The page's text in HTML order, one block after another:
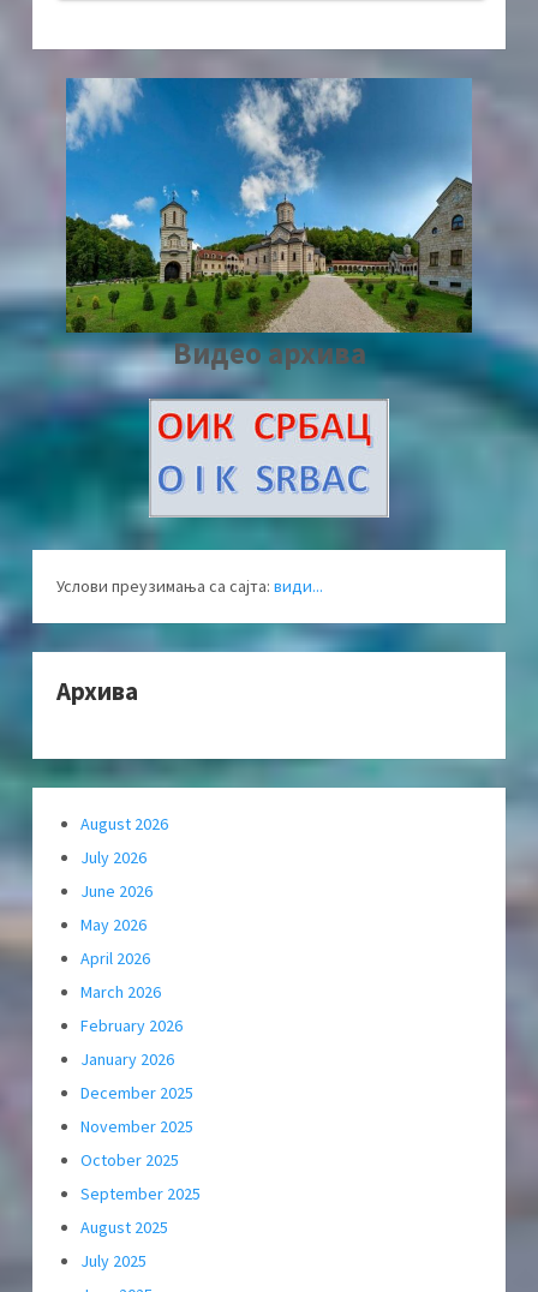
Видео архива
Услови преузимања са сајта: види...
Архива
August 2026
July 2026
June 2026
May 2026
April 2026
March 2026
February 2026
January 2026
December 2025
November 2025
October 2025
September 2025
August 2025
July 2025